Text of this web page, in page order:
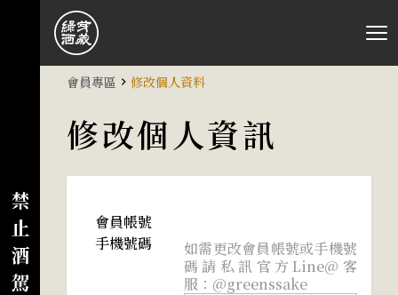
會員專區 修改個人資料
修改個人資訊
會員帳號
手機號碼
如需更改會員帳號或手機號
碼請私訊官方Line@客
服：@greenssake